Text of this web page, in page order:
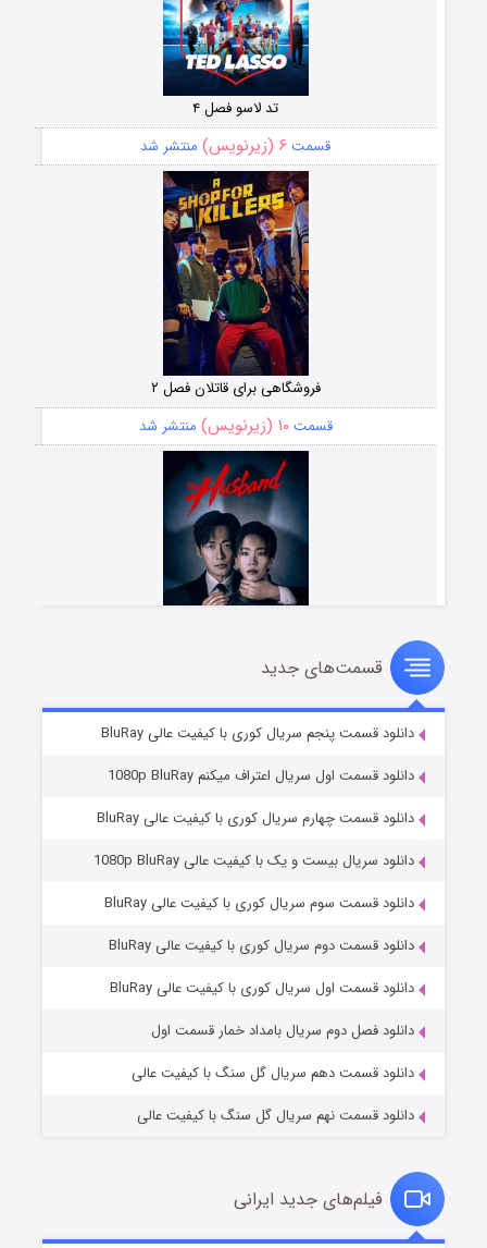
تد لاسو فصل ۴
قسمت ۶ (زیرنویس) منتشر شد
فروشگاهی برای قاتلان فصل ۲
قسمت۱۰ (زیرنویس) منتشر شد
قسمت۸ (زیرنویس) منتشر شد
عملیات آپارتمان
قسمت۲ (زیرنویس) منتشر شد
قسمت‌های جدید
دانلود قسمت پنجم سریال کوری با کیفیت عالی BluRay
دانلود قسمت اول سریال اعتراف میکنم 1080p BluRay
دانلود قسمت چهارم سریال کوری با کیفیت عالی BluRay
دانلود سریال بیست و یک با کیفیت عالی 1080p BluRay
دانلود قسمت سوم سریال کوری با کیفیت عالی BluRay
دانلود قسمت دوم سریال کوری با کیفیت عالی BluRay
دانلود قسمت اول سریال کوری با کیفیت عالی BluRay
دانلود فصل دوم سریال بامداد خمار قسمت اول
دانلود قسمت دهم سریال گل سنگ با کیفیت عالی
دانلود قسمت نهم سریال گل سنگ با کیفیت عالی
فیلم‌های جدید ایرانی